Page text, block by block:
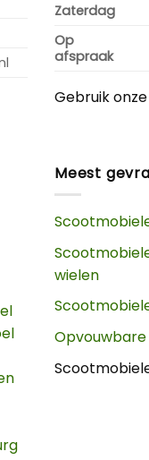
Zaterdag
Op
afspraak
Gebruik onze
Meest
wielen